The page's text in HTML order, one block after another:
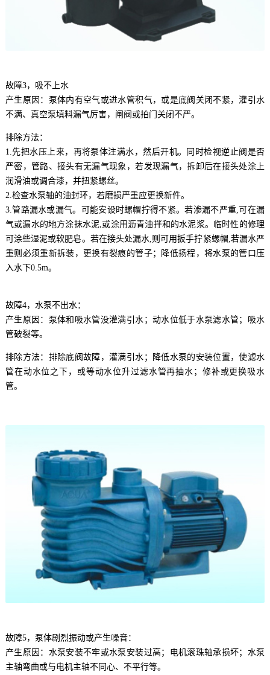
故障3，吸不上水
产生原因：泵体内有空气或进水管积气，或是底阀关闭不紧，灌引水
不满、真空泵填料漏气厉害，闸阀或拍门关闭不严。
排除方法：
1.先把水压上来，再将泵体注满水，然后开机。同时检视逆止阀是否
严密，管路、接头有无漏气现象，若发现漏气，拆卸后在接头处涂上
润滑油或调合漆，并扭紧螺丝。
2.检查水泵轴的油封环，若磨损严重应更换新件。
3.管路漏水或漏气。可能安设时螺帽拧得不紧。若渗漏不严重,可在漏
气或漏水的地方涂抹水泥,或涂用沥青油拌和的水泥浆。临时性的修理
可涂些湿泥或软肥皂。若在接头处漏水,则可用扳手拧紧螺帽,若漏水严
重则必须重新拆装，更换有裂痕的管子；降低扬程，将水泵的管口压
入水下0.5m。
故障4，水泵不出水：
产生原因：泵体和吸水管没灌满引水；动水位低于水泵滤水管；吸水
管破裂等。
排除方法：排除底阀故障，灌满引水；降低水泵的安装位置，使滤水
管在动水位之下，或等动水位升过滤水管再抽水；修补或更换吸水
管。
故障5，泵体剧烈振动或产生噪音：
产生原因：水泵安装不牢或水泵安装过高；电机滚珠轴承损坏；水泵
主轴弯曲或与电机主轴不同心、不平行等。